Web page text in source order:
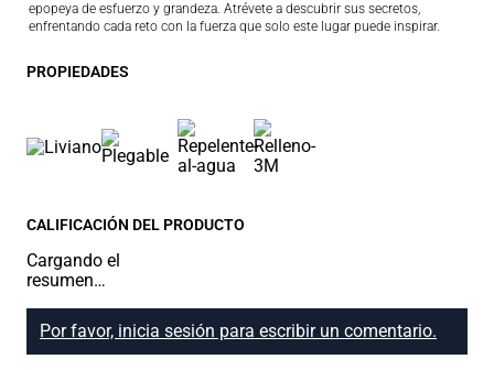
epopeya de esfuerzo y grandeza. Atrévete a descubrir sus secretos,
enfrentando cada reto con la fuerza que solo este lugar puede inspirar.
PROPIEDADES
CALIFICACIÓN DEL PRODUCTO
Cargando el
resumen…
Por favor, inicia sesión para escribir un comentario.